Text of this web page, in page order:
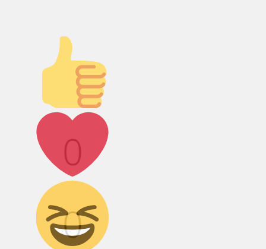
Палец вверх!
0
Лайк!
0
Дикий смех!